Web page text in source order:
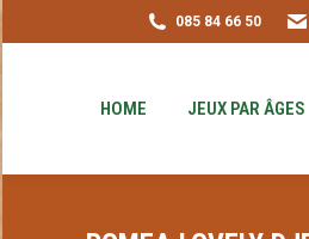
085 84 66 50
HOME JEUX PAR ÂGES
HOME JEUX
PUZZLE-ACHAT